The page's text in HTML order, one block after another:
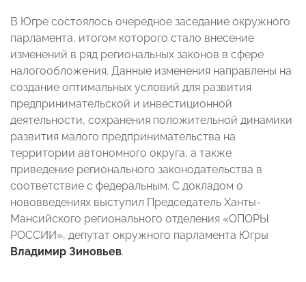
В Югре состоялось очередное заседание окружного
парламента, итогом которого стало внесение
изменений в ряд региональных законов в сфере
налогообложения. Данные изменения направлены на
создание оптимальных условий для развития
предпринимательской и инвестиционной
деятельности, сохранения положительной динамики
развития малого предпринимательства на
территории автономного округа, а также
приведение регионального законодательства в
соответствие с федеральным. С докладом о
нововведениях выступил Председатель Ханты-
Мансийского регионального отделения «ОПОРЫ
РОССИИ», депутат окружного парламента Югры
Владимир Зиновьев.